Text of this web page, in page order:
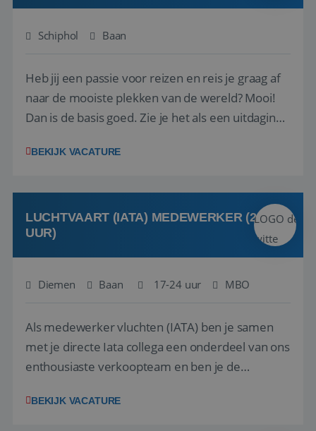
Schiphol Baan
Heb jij een passie voor reizen en reis je graag af
naar de mooiste plekken van de wereld? Mooi!
Dan is de basis goed. Zie je het als een uitdaging
het samenstellen en boeken van de perfecte
deze onderdelen zijn nu samen gevoegd...
BEKIJK VACATURE
LUCHTVAART (IATA) MEDEWERKER (24-32
UUR)
Diemen Baan 17-24 uur MBO
Als medewerker vluchten (IATA) ben je samen
met je directe Iata collega een onderdeel van ons
enthousiaste verkoopteam en ben je de
en tarieven waar je collega’s niet uitkomen.
BEKIJK VACATURE